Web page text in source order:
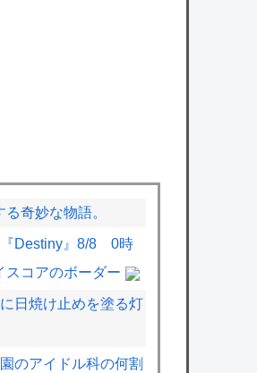
奇妙な物語。
『Destiny』8/8 0時
スコアのボーダー
日焼け止めを塗る灯
のアイドル科の何割